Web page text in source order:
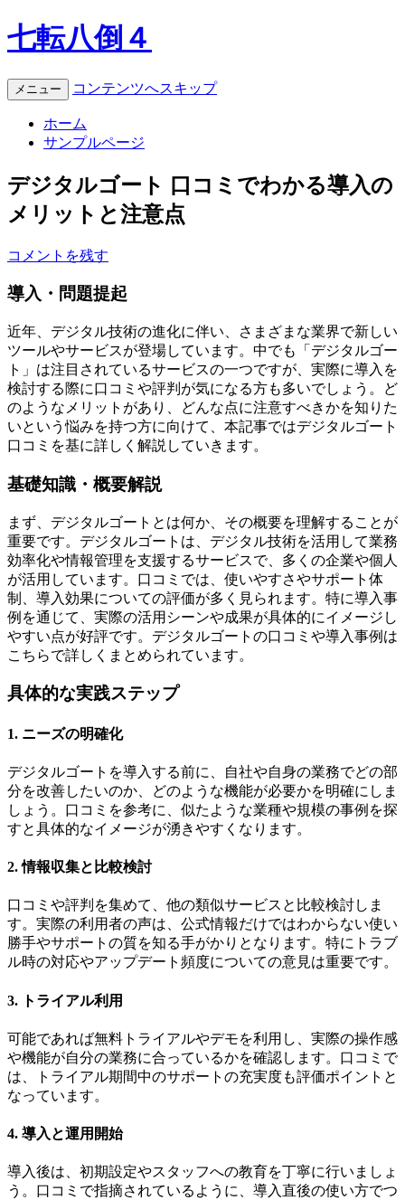
七転八倒４
メニュー コンテンツへスキップ
ホーム
サンプルページ
デジタルゴート 口コミでわかる導入の
メリットと注意点
コメントを残す
導入・問題提起
近年、デジタル技術の進化に伴い、さまざまな業界で新しい
ツールやサービスが登場しています。中でも「デジタルゴー
ト」は注目されているサービスの一つですが、実際に導入を
検討する際に口コミや評判が気になる方も多いでしょう。ど
のようなメリットがあり、どんな点に注意すべきかを知りた
いという悩みを持つ方に向けて、本記事ではデジタルゴート
口コミを基に詳しく解説していきます。
基礎知識・概要解説
まず、デジタルゴートとは何か、その概要を理解することが
重要です。デジタルゴートは、デジタル技術を活用して業務
効率化や情報管理を支援するサービスで、多くの企業や個人
が活用しています。口コミでは、使いやすさやサポート体
制、導入効果についての評価が多く見られます。特に導入事
例を通じて、実際の活用シーンや成果が具体的にイメージし
やすい点が好評です。デジタルゴートの口コミや導入事例は
こちらで詳しくまとめられています。
具体的な実践ステップ
1. ニーズの明確化
デジタルゴートを導入する前に、自社や自身の業務でどの部
分を改善したいのか、どのような機能が必要かを明確にしま
しょう。口コミを参考に、似たような業種や規模の事例を探
すと具体的なイメージが湧きやすくなります。
2. 情報収集と比較検討
口コミや評判を集めて、他の類似サービスと比較検討しま
す。実際の利用者の声は、公式情報だけではわからない使い
勝手やサポートの質を知る手がかりとなります。特にトラブ
ル時の対応やアップデート頻度についての意見は重要です。
3. トライアル利用
可能であれば無料トライアルやデモを利用し、実際の操作感
や機能が自分の業務に合っているかを確認します。口コミで
は、トライアル期間中のサポートの充実度も評価ポイントと
なっています。
4. 導入と運用開始
導入後は、初期設定やスタッフへの教育を丁寧に行いましょ
う。口コミで指摘されているように、導入直後の使い方でつ